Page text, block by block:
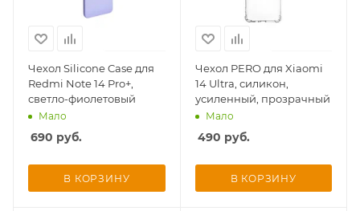
Чехол Silicone Case для
Redmi Note 14 Pro+,
светло-фиолетовый
Мало
690 руб.
В КОРЗИНУ
Чехол PERO для Xiaomi
14 Ultra, силикон,
усиленный, прозрачный
Мало
490 руб.
В КОРЗИНУ